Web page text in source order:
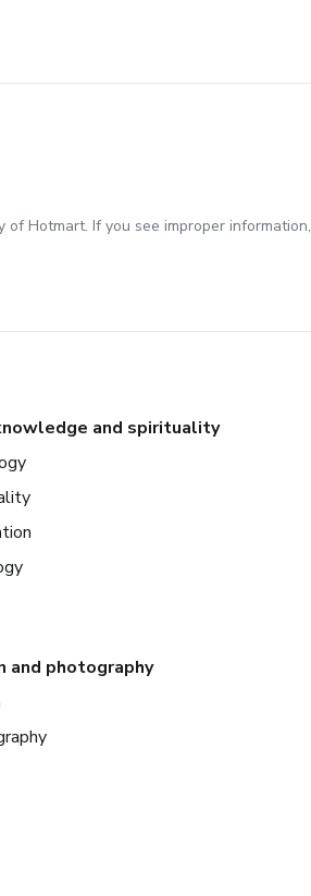
Hotmart. If you see improper information,
and spirituality
and photography